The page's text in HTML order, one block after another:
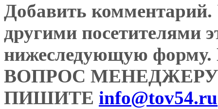
Добавить комментарий.
другими посетителями
нижеследующую
ВОПРОС
ПИШИТЕ info@tov54.ru